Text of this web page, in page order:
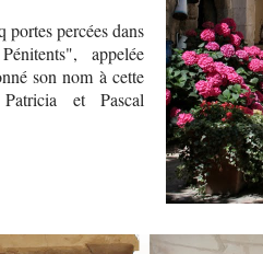
portes percées dans
appelée
son nom à cette
et Pascal